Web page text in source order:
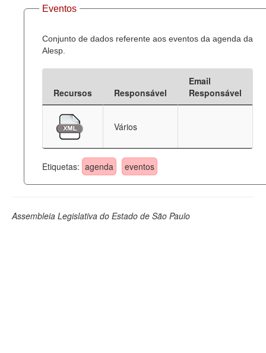
Dados Governamentais Abertos
Planejamento
Catálogo de dados
Deputados Estaduais
Administração
Legislação
Eventos
Conjunto de dados referente aos eventos da agenda da
Alesp.
Recursos Responsável
Email
Responsável
Vários
Etiquetas: agenda eventos
Assembleia Legislativa do Estado de São Paulo